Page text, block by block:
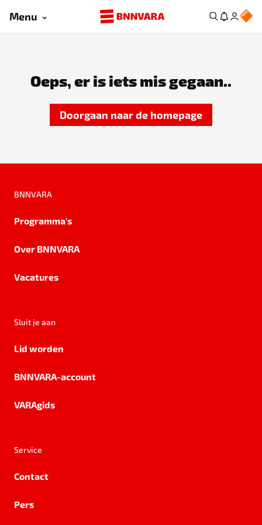
Menu
Oeps, er is iets mis gegaan..
Doorgaan naar de homepage
BNNVARA
Programma's
Over BNNVARA
Vacatures
Sluit je aan
Lid worden
BNNVARA-account
VARAgids
Service
Contact
Pers